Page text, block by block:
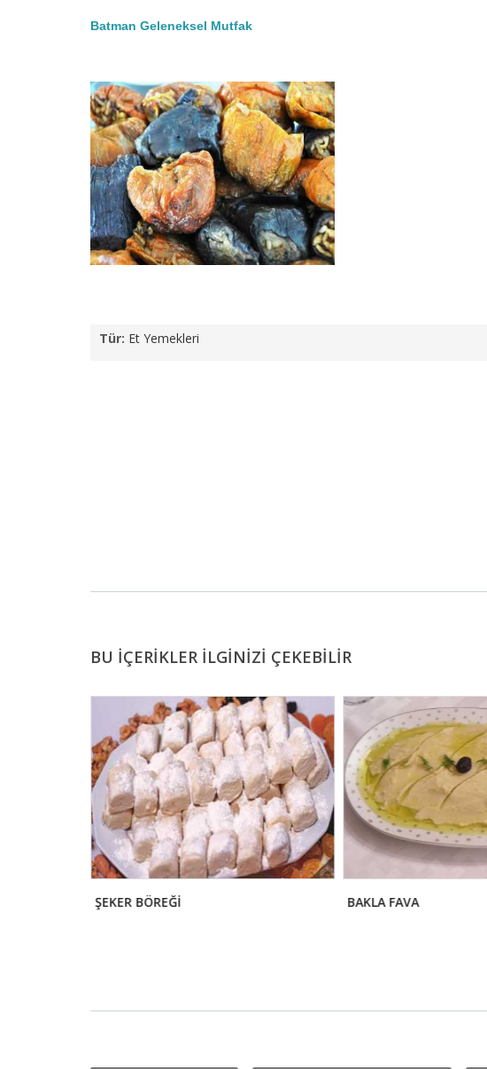
Batman Geleneksel Mutfak
Tür: Et Yemekleri
BU İÇERİKLER İLGİNİZİ ÇEKEBİLİR
ŞEKER BÖREĞİ BAKLA FAVA